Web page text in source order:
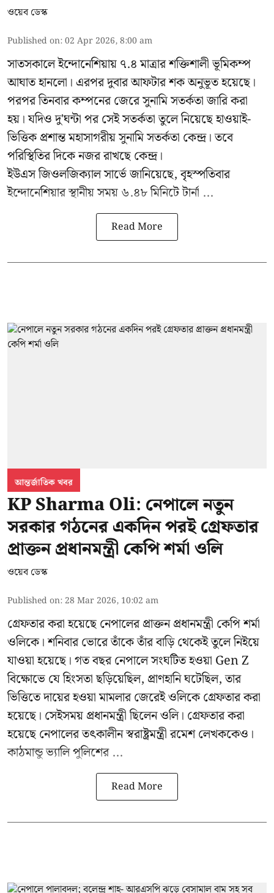
ওয়েব ডেস্ক
Published on:02 Apr 2026, 8:00 am
সাতসকালে ইন্দোনেশিয়ায় ৭.৪ মাত্রার শক্তিশালী ভূমিকম্প
আঘাত হানলো। এরপর দুবার আফটার শক অনুভূত হয়েছে।
পরপর তিনবার কম্পনের জেরে সুনামি সতর্কতা জারি করা
হয়। যদিও দু'ঘন্টা পর সেই সতর্কতা তুলে নিয়েছে হাওয়াই-
ভিত্তিক প্রশান্ত মহাসাগরীয় সুনামি সতর্কতা কেন্দ্র। তবে
পরিস্থিতির দিকে নজর রাখছে কেন্দ্র।
ইউএস জিওলজিক্যাল সার্ভে জানিয়েছে, বৃহস্পতিবার
ইন্দোনেশিয়ার স্থানীয় সময় ৬.৪৮ মিনিটে টার্না ...
Read More
আন্তর্জাতিক খবর
KP Sharma Oli: নেপালে নতুন
সরকার গঠনের একদিন পরই গ্রেফতার
প্রাক্তন প্রধানমন্ত্রী কেপি শর্মা ওলি
ওয়েব ডেস্ক
Published on: 28 Mar 2026, 10:02 am
গ্রেফতার করা হয়েছে নেপালের প্রাক্তন প্রধানমন্ত্রী কেপি শর্মা
ওলিকে। শনিবার ভোরে তাঁকে তাঁর বাড়ি থেকেই তুলে নিইয়ে
যাওয়া হয়েছে। গত বছর নেপালে সংঘটিত হওয়া Gen Z
বিক্ষোভে যে হিংসতা ছড়িয়েছিল, প্রাণহানি ঘটেছিল, তার
ভিত্তিতে দায়ের হওয়া মামলার জেরেই ওলিকে গ্রেফতার করা
হয়েছে। সেইসময় প্রধানমন্ত্রী ছিলেন ওলি। গ্রেফতার করা
হয়েছে নেপালের তৎকালীন স্বরাষ্ট্রমন্ত্রী রমেশ লেখককেও।
কাঠমান্ডু ভ্যালি পুলিশের ...
Read More